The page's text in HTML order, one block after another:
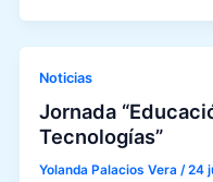
Noticias
Jornada
Tecnologías”
Yolanda Palacios Vera/24